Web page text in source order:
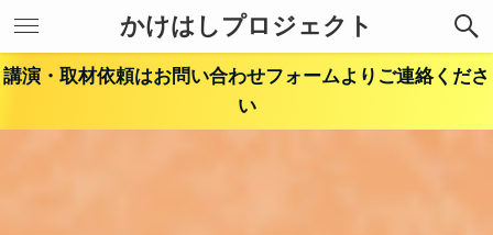
かけはしプロジェクト
講演・取材依頼はお問い合わせフォームよりご連絡くださ
い